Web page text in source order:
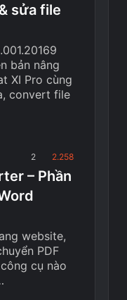
sửa file
bản nâng
XI Pro cùng
convert file
2 2.258
– Phần
website,
PDF
cụ nào